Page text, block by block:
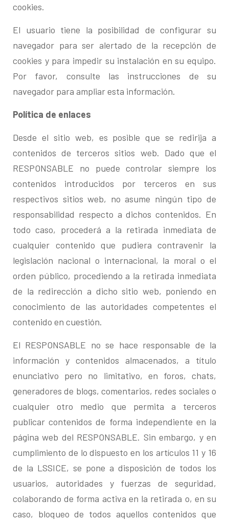
cookies.
El usuario tiene la posibilidad de configurar su
navegador para ser alertado de la recepción de
cookies y para impedir su instalación en su equipo.
Por favor, consulte las instrucciones de su
navegador para ampliar esta información.
Política de enlaces
Desde el sitio web, es posible que se redirija a
contenidos de terceros sitios web. Dado que el
RESPONSABLE no puede controlar siempre los
contenidos introducidos por terceros en sus
respectivos sitios web, no asume ningún tipo de
responsabilidad respecto a dichos contenidos. En
todo caso, procederá a la retirada inmediata de
cualquier contenido que pudiera contravenir la
legislación nacional o internacional, la moral o el
orden público, procediendo a la retirada inmediata
de la redirección a dicho sitio web, poniendo en
conocimiento de las autoridades competentes el
contenido en cuestión.
El RESPONSABLE no se hace responsable de la
información y contenidos almacenados, a título
enunciativo pero no limitativo, en foros, chats,
generadores de blogs, comentarios, redes sociales o
cualquier otro medio que permita a terceros
publicar contenidos de forma independiente en la
página web del RESPONSABLE. Sin embargo, y en
cumplimiento de lo dispuesto en los artículos 11 y 16
de la LSSICE, se pone a disposición de todos los
usuarios, autoridades y fuerzas de seguridad,
colaborando de forma activa en la retirada o, en su
caso, bloqueo de todos aquellos contenidos que